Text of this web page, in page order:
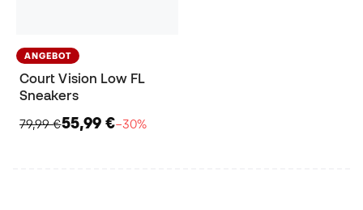
ANGEBOT
Court Vision Low FL
Sneakers
79,99 €55,99 €−30%